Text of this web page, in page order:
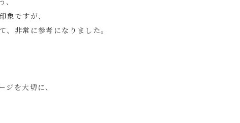
象ですが、
非常に参考になりました。
ジを大切に、